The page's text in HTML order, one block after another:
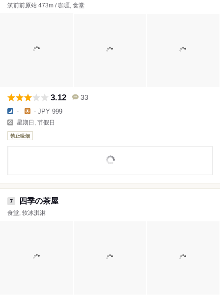
筑前前原站 473m / 咖喱, 食堂
3.12 33
- - JPY 999
星期日, 节假日
禁止吸烟
7 四季の茶屋
食堂, 软冰淇淋